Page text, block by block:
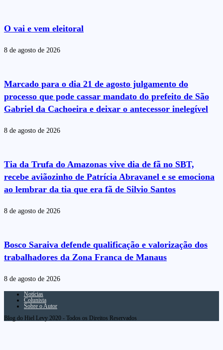
O vai e vem eleitoral
8 de agosto de 2026
Marcado para o dia 21 de agosto julgamento do
processo que pode cassar mandato do prefeito de São
Gabriel da Cachoeira e deixar o antecessor inelegível
8 de agosto de 2026
Tia da Trufa do Amazonas vive dia de fã no SBT,
recebe aviãozinho de Patrícia Abravanel e se emociona
ao lembrar da tia que era fã de Silvio Santos
8 de agosto de 2026
Bosco Saraiva defende qualificação e valorização dos
trabalhadores da Zona Franca de Manaus
8 de agosto de 2026
Notícias
Colunista
Sobre o Autor
Blog do Hiel Levy 2020 - Todos os Direitos Reservados